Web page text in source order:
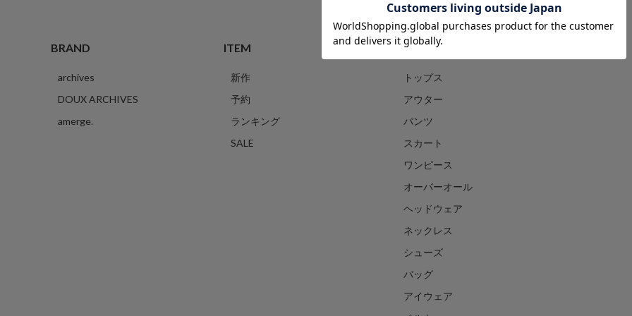
BRAND
archives
DOUX ARCHIVES
amerge.
ITEM
新作
予約
ランキング
SALE
CATEGORY
トップス
アウター
パンツ
スカート
ワンピース
オーバーオール
ヘッドウェア
ネックレス
シューズ
バッグ
アイウェア